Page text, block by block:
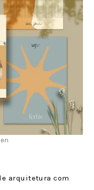
arquitetura com